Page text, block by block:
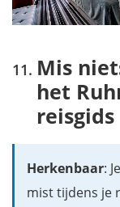
Mis
het
reisgids
Herkenbaar:
mist tijdens je